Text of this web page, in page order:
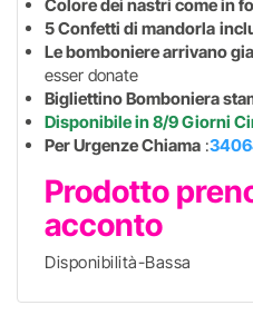
Colore dei nastri come in
5 Confetti di mandorla
Le bomboniere arrivano
esser donate
Bigliettino Bomboniera
Disponibile in 8/9 Giorni
Per Urgenze Chiama :
Prodotto
acconto
Disponibilità-Bassa